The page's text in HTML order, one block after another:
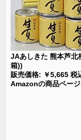
JAあしきた 熊本芦北
箱))
販売価格: ￥5,665 税
Amazonの商品ペー